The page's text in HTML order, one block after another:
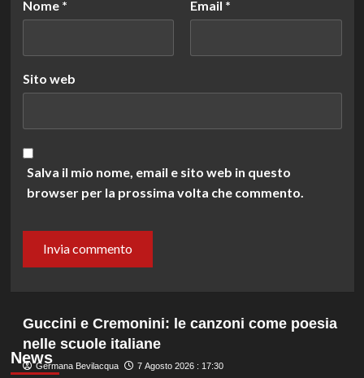
Nome * Email *
Sito web
Salva il mio nome, email e sito web in questo
browser per la prossima volta che commento.
News
Guccini e Cremonini: le canzoni come poesia
nelle scuole italiane
Germana Bevilacqua 7 Agosto 2026 : 17:30